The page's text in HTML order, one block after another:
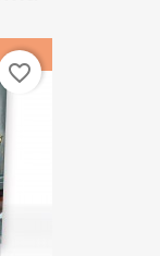
favorite_border